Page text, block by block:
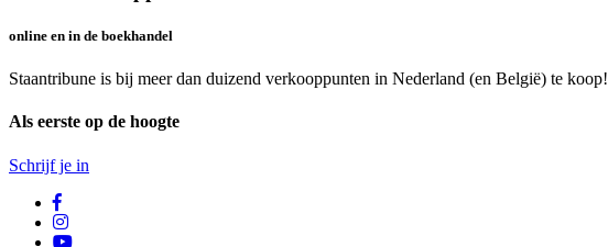
online en in de boekhandel
Staantribune is bij meer dan duizend verkooppunten in Nederland (en België) te koop!
Als eerste op de hoogte
Schrijf je in